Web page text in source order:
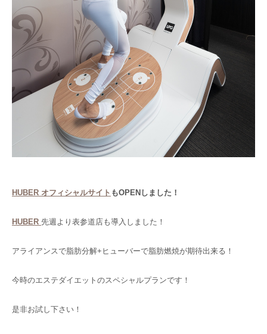
HUBER オフィシャルサイト もOPENしました！
HUBER 先週より表参道店も導入しました！
アライアンスで脂肪分解+ヒューバーで脂肪燃焼が期待出来る！
今時のエステダイエットのスペシャルプランです！
是非お試し下さい！